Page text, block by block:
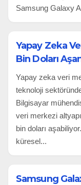
Samsung Galaxy
Yapay Zeka
Bin Doları
Yapay zeka veri
teknoloji
Bilgisayar
veri merkezi
bin doları
küresel...
Samsung